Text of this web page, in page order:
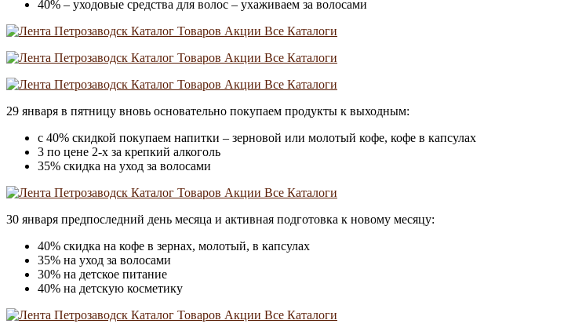
40% – уходовые средства для волос – ухаживаем за волосами
29 января в пятницу вновь основательно покупаем продукты к выходным:
с 40% скидкой покупаем напитки – зерновой или молотый кофе, кофе в капсулах
3 по цене 2-х за крепкий алкоголь
35% скидка на уход за волосами
30 января предпоследний день месяца и активная подготовка к новому месяцу:
40% скидка на кофе в зернах, молотый, в капсулах
35% на уход за волосами
30% на детское питание
40% на детскую косметику